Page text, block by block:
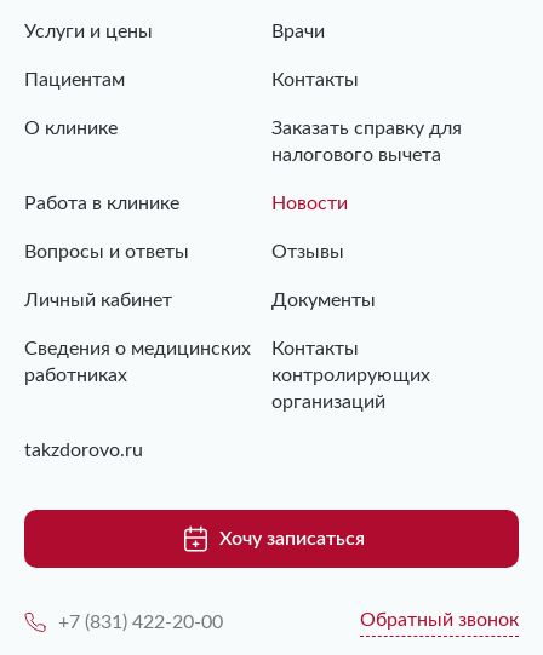
Услуги и цены Врачи
Пациентам Контакты
О клинике
Заказать справку для
налогового вычета
Работа в клинике Новости
Вопросы и ответы Отзывы
Личный кабинет Документы
Сведения о медицинских
работниках
Контакты
контролирующих
организаций
takzdorovo.ru
Хочу записаться
+7 (831) 422-20-00 Обратный звонок